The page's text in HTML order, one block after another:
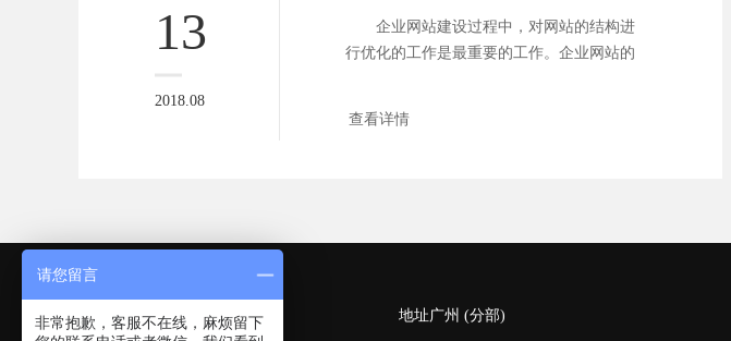
13
2018.08
企业网站建设过程中，对网站的结构进
行优化的工作是最重要的工作。企业网站的
查看详情
深圳 (总部) 地址广州 (分部)
请您留言
非常抱歉，客服不在线，麻烦留下